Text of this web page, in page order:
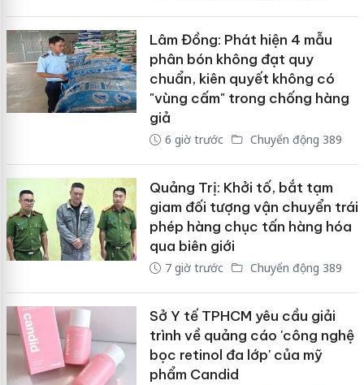
Lâm Đồng: Phát hiện 4 mẫu
phân bón không đạt quy
chuẩn, kiên quyết không có
"vùng cấm" trong chống hàng
giả
6 giờ trước Chuyển động 389
Quảng Trị: Khởi tố, bắt tạm
giam đối tượng vận chuyển trái
phép hàng chục tấn hàng hóa
qua biên giới
7 giờ trước Chuyển động 389
Sở Y tế TPHCM yêu cầu giải
trình về quảng cáo 'công nghệ
bọc retinol đa lớp' của mỹ
phẩm Candid